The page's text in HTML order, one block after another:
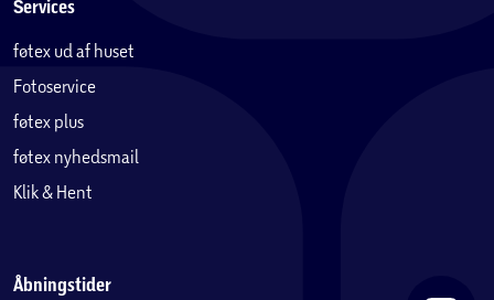
Services
føtex ud af huset
Fotoservice
føtex plus
føtex nyhedsmail
Klik & Hent
Åbningstider